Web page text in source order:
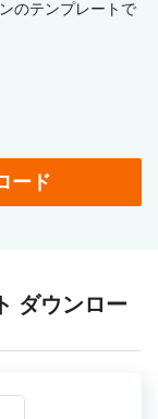
のテンプレートで
ード
ダウンロー